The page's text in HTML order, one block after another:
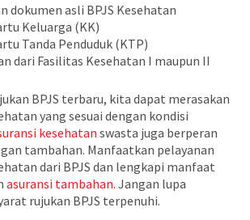
dokumen asli BPJS Kesehatan
Keluarga (KK)
Tanda Penduduk (KTP)
dari Fasilitas Kesehatan I maupun II
BPJS terbaru, kita dapat merasakan
yang sesuai dengan kondisi
kesehatan swasta juga berperan
tambahan. Manfaatkan pelayanan
dari BPJS dan lengkapi manfaat
asuransi tambahan. Jangan lupa
rujukan BPJS terpenuhi.